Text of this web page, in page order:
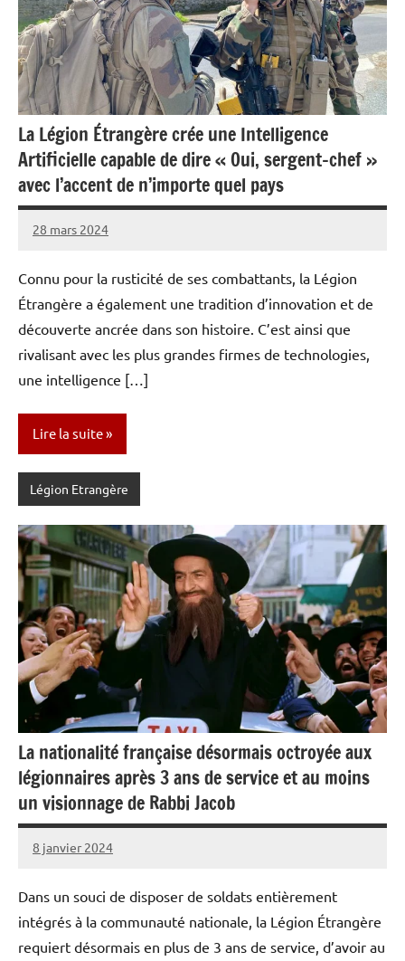
La Légion Étrangère crée une Intelligence
Artificielle capable de dire « Oui, sergent-chef »
avec l’accent de n’importe quel pays
28 mars 2024
Caporal
Aucun
Connu pour la rusticité de ses combattants, la Légion
Étrangère a également une tradition d’innovation et de
découverte ancrée dans son histoire. C’est ainsi que
rivalisant avec les plus grandes firmes de technologies,
une intelligence […]
Lire la suite
Légion Etrangère
La nationalité française désormais octroyée aux
légionnaires après 3 ans de service et au moins
un visionnage de Rabbi Jacob
8 janvier 2024
Caporal
Aucun
Dans un souci de disposer de soldats entièrement
intégrés à la communauté nationale, la Légion Étrangère
requiert désormais en plus de 3 ans de service, d’avoir au